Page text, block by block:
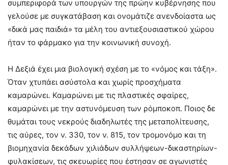
συμπεριφορά των υπουργών της πρώην κυβέρνησης που
γελούσε με συγκατάβαση και ονομάτιζε ανενδοίαστα ως
«δικά μας παιδιά» τα μέλη του αντιεξουσιαστικού χώρου
ήταν το φάρμακο για την κοινωνική συνοχή.
Η Δεξιά έχει μια βιολογική σχέση με το «νόμος και τάξη».
Όταν χτυπάει ασύστολα και χωρίς προσχήματα
καμαρώνει. Καμαρώνει με τις πλαστικές σφαίρες,
καμαρώνει με την αστυνόμευση των ρόμποκοπ. Ποιος δε
θυμάται τους νεκρούς διαδηλωτές της μεταπολίτευσης,
τις αύρες, τον ν. 330, τον ν. 815, τον τρομονόμο και τη
βιομηχανία δεκάδων χιλιάδων συλλήψεων-δικαστηρίων-
φυλακίσεων, τις σκευωρίες που έστησαν σε αγωνιστές